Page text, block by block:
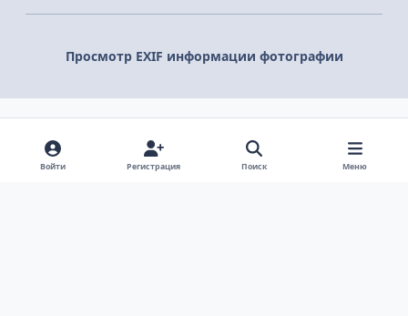
Просмотр EXIF информации фотографии
Войти Регистрация Поиск Меню